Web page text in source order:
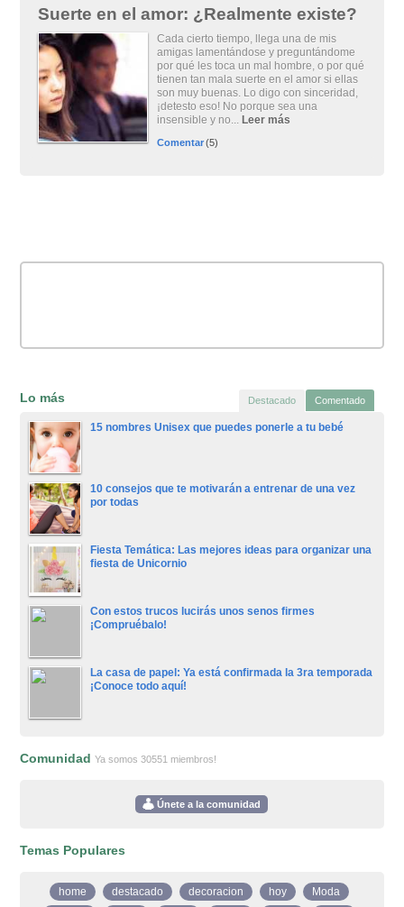
Suerte en el amor: ¿Realmente existe?
Cada cierto tiempo, llega una de mis
amigas lamentándose y preguntándome
por qué les toca un mal hombre, o por qué
tienen tan mala suerte en el amor si ellas
son muy buenas. Lo digo con sinceridad,
¡detesto eso! No porque sea una
insensible y no... Leer más
Comentar(5)
Lo más Destacado Comentado
15 nombres Unisex que puedes ponerle a tu bebé
10 consejos que te motivarán a entrenar de una vez
por todas
Fiesta Temática: Las mejores ideas para organizar una
fiesta de Unicornio
Con estos trucos lucirás unos senos firmes
¡Compruébalo!
La casa de papel: Ya está confirmada la 3ra temporada
¡Conoce todo aquí!
ComunidadYa somos 30551 miembros!
Únete a la comunidad
Temas Populares
home destacado decoracion hoy
Moda